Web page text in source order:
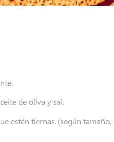
de oliva y sal.
estén tiernas. (según